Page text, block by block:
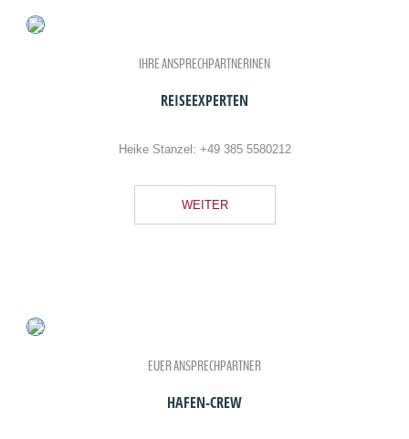
IHRE ANSPRECHPARTNERINEN
REISEEXPERTEN
Heike Stanzel: +49 385 5580212
WEITER
EUER ANSPRECHPARTNER
HAFEN-CREW